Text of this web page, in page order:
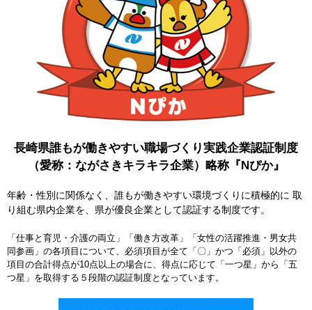
長崎県誰もが働きやすい職場づくり実践企業認証制度
（愛称：ながさきキラキラ企業）略称『Nぴか』
年齢・性別に関係なく、誰もが働きやすい環境づくりに積極的に 取
り組む県内企業を、県が優良企業として認証する制度です。
「仕事と育児・介護の両立」「働き方改革」「女性の活躍推進・男女共
同参画」の各項目について、必須項目が全て「〇」かつ「必須」以外の
項目の合計得点が10点以上の場合に、得点に応じて「一つ星」から「五
つ星」を取得する５段階の認証制度となっています。